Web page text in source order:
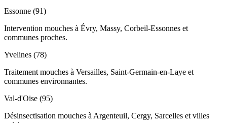
Essonne (91)
Intervention mouches à Évry, Massy, Corbeil-Essonnes et
communes proches.
Yvelines (78)
Traitement mouches à Versailles, Saint-Germain-en-Laye et
communes environnantes.
Val-d'Oise (95)
Désinsectisation mouches à Argenteuil, Cergy, Sarcelles et villes